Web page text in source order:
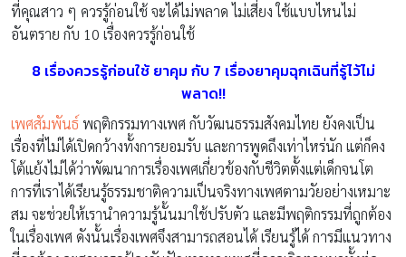
ที่คุณสาว ๆ ควรรู้ก่อนใช้ จะได้ไม่พลาด ไม่เสี่ยง ใช้แบบไหนไม่
อันตราย กับ 10 เรื่องควรรู้ก่อนใช้
8 เรื่องควรรู้ก่อนใช้ ยาคุม กับ 7 เรื่องยาคุมฉุกเฉินที่รู้ไว้ไม่
พลาด!!
เพศสัมพันธ์ พฤติกรรมทางเพศ กับวัฒนธรรมสังคมไทย ยังคงเป็น
เรื่องที่ไม่ได้เปิดกว้างทั้งการยอมรับ และการพูดถึงเท่าไหร่นัก แต่ก็คง
โต้แย้งไม่ได้ว่าพัฒนาการเรื่องเพศเกี่ยวข้องกับชีวิตตั้งแต่เด็กจนโต
การที่เราได้เรียนรู้ธรรมชาติความเป็นจริงทางเพศตามวัยอย่างเหมาะ
สม จะช่วยให้เรานำความรู้นั้นมาใช้ปรับตัว และมีพฤติกรรมที่ถูกต้อง
ในเรื่องเพศ ดังนั้นเรื่องเพศจึงสามารถสอนได้ เรียนรู้ได้ การมีแนวทาง